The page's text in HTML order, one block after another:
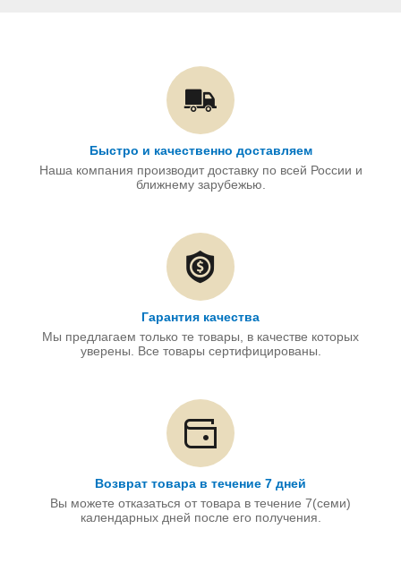
Быстро и качественно доставляем
Наша компания производит доставку по всей России и
ближнему зарубежью.
Гарантия качества
Мы предлагаем только те товары, в качестве которых
уверены. Все товары сертифицированы.
Возврат товара в течение 7 дней
Вы можете отказаться от товара в течение 7(семи)
календарных дней после его получения.